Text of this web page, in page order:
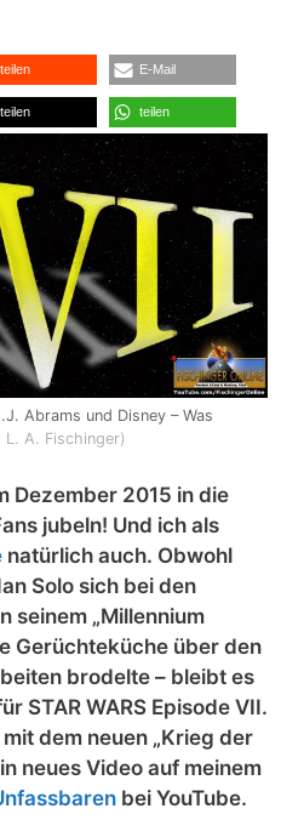
teilen E-Mail
teilen teilen
Abrams und Disney – Was
L. A. Fischinger)
Dezember 2015 in die
jubeln! Und ich als
natürlich auch. Obwohl
Solo sich bei den
seinem „Millennium
Gerüchteküche über den
brodelte – bleibt es
STAR WARS Episode VII.
dem neuen „Krieg der
neues Video auf meinem
bei YouTube.